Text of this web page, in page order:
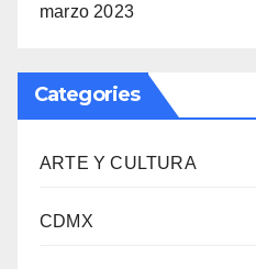
marzo 2023
Categories
ARTE Y CULTURA
CDMX